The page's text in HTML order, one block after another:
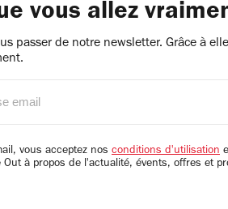
vous allez
passer de notre newsletter. Grâce à
vous acceptez nos conditions d'utilisation
Out à propos de l'actualité, évents, offres et